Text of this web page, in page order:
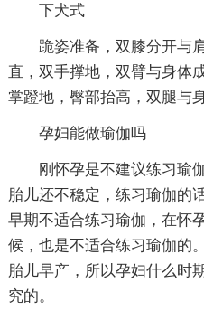
下犬式
跪姿准备，双膝分开与
直，双手撑地，双臂与身体
掌蹬地，臀部抬高，双腿与
孕妇能做瑜伽吗
刚怀孕是不建议练习瑜
胎儿还不稳定，练习瑜伽的
早期不适合练习瑜伽，在怀
候，也是不适合练习瑜伽的
胎儿早产，所以孕妇什么时
究的。